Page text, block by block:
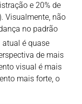
e 20% de
Visualmente, não
no padrão
atual é quase
de mais
visual é mais
mais forte, o